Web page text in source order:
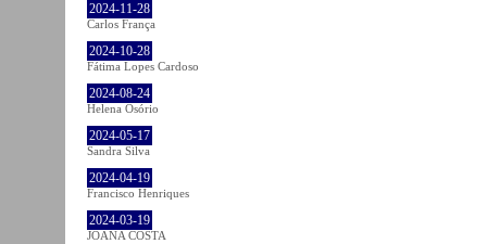
2024-11-28
Carlos França
2024-10-28
Fátima Lopes Cardoso
2024-08-24
Helena Osório
2024-05-17
Sandra Silva
2024-04-19
Francisco Henriques
2024-03-19
JOANA COSTA